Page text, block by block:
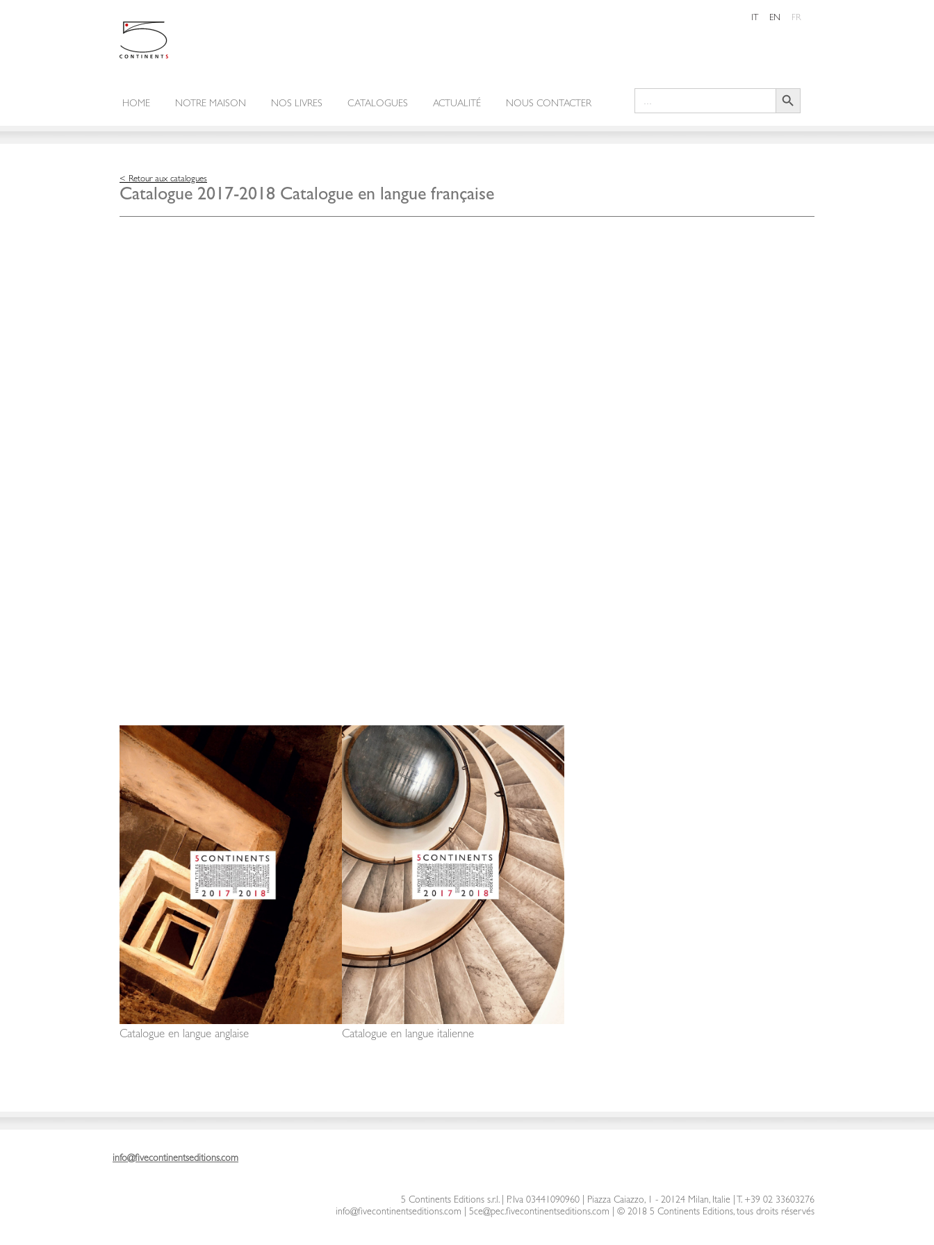
IT EN FR
HOME NOTRE MAISON NOS LIVRES CATALOGUES ACTUALITÉ NOUS CONTACTER
Search Button
< Retour aux catalogues
Catalogue 2017-2018 Catalogue en langue française
Catalogue en langue anglaise Catalogue en langue italienne
info@fivecontinentseditions.com
5 Continents Editions s.r.l.| P. Iva 03441090960 | Piazza Caiazzo, 1 - 20124 Milan, Italie
T. +39 02 33603276
info@fivecontinentseditions.com
5ce@pec.fivecontinentseditions.com | © 2018 5 Continents Editions, tous droits réservés